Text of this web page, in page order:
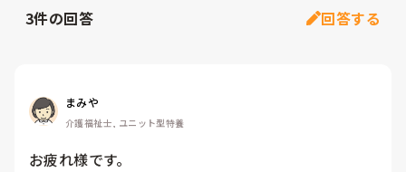
3件の回答 回答する
まみや
介護福祉士, ユニット型特養
お疲れ様です。